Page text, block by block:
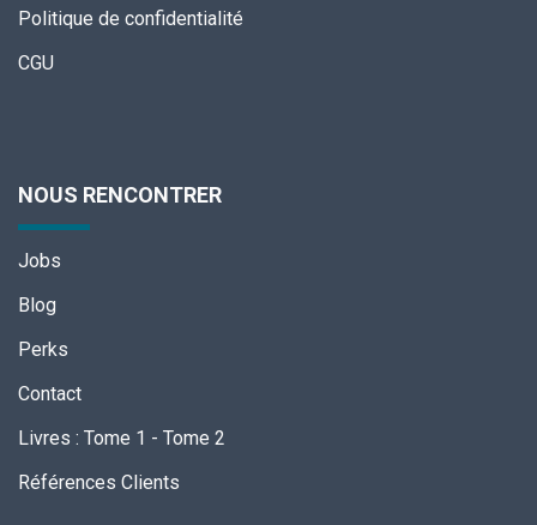
Politique de confidentialité
CGU
NOUS RENCONTRER
Jobs
Blog
Perks
Contact
Livres : Tome 1 - Tome 2
Références Clients